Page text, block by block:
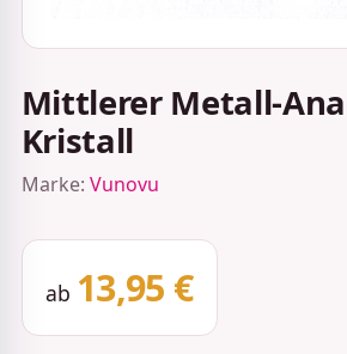
Mittlerer Metall-
Kristall
Marke: Vunovu
ab 13,95 €